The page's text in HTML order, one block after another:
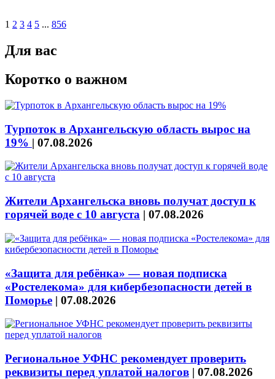
1 2 3 4 5 ... 856
Для вас
Коротко о важном
Турпоток в Архангельскую область вырос на
19% | 07.08.2026
Жители Архангельска вновь получат доступ к
горячей воде с 10 августа | 07.08.2026
«Защита для ребёнка» — новая подписка
«Ростелекома» для кибербезопасности детей в
Поморье | 07.08.2026
Региональное УФНС рекомендует проверить
реквизиты перед уплатой налогов | 07.08.2026